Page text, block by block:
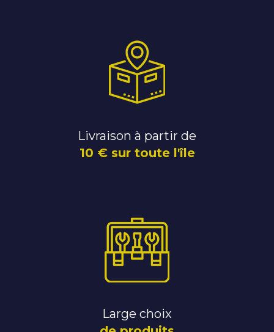
Livraison à partir de
10 € sur toute l'île
Large choix